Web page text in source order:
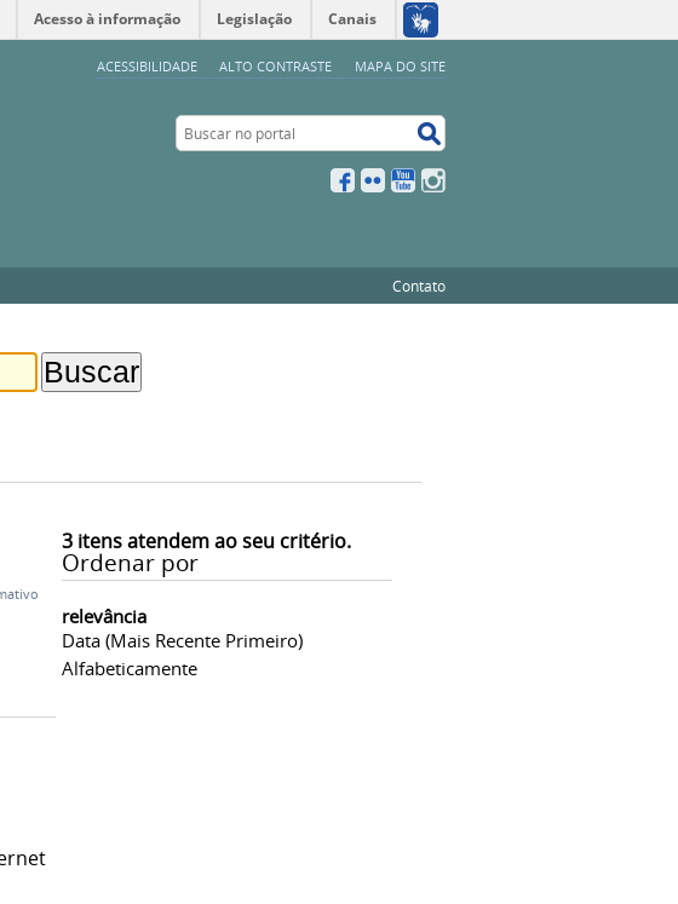
ACESSIBILIDADE ALTO CONTRASTE MAPA DO SITE
Acesso à informação Legislação Canais
Buscar no portal
Facebook
Flickr YouTube
Contato
3itens atendem ao seu critério.
Ordenar por
relevância
Data (mais Recente Primeiro)
Alfabeticamente